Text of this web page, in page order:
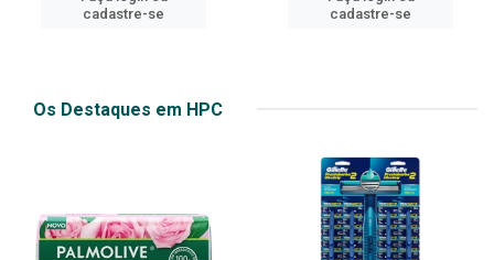
cadastre-se
cadastre-se
Os Destaques em HPC